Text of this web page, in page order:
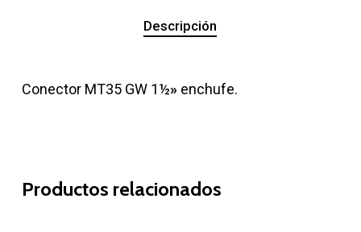
Descripción
Conector MT35 GW 1½» enchufe.
Productos relacionados